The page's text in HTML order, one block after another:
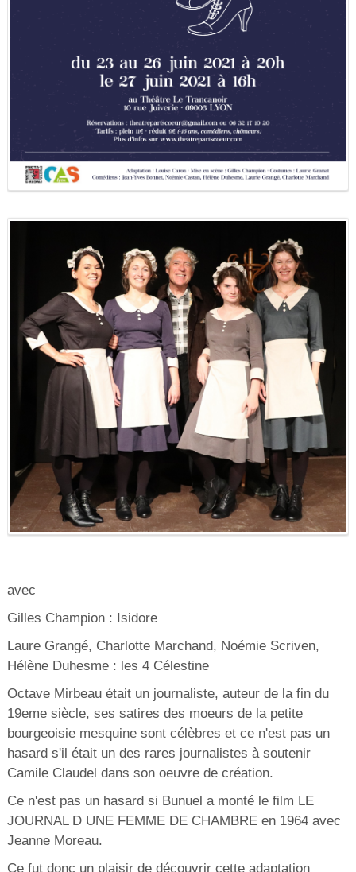
avec
Gilles Champion : Isidore
Laure Grangé, Charlotte Marchand, Noémie Scriven,
Hélène Duhesme : les 4 Célestine
Octave Mirbeau était un journaliste, auteur de la fin du
19eme siècle, ses satires des moeurs de la petite
bourgeoisie mesquine sont célèbres et ce n'est pas un
hasard s'il était un des rares journalistes à soutenir
Camile Claudel dans son oeuvre de création.
Ce n'est pas un hasard si Bunuel a monté le film LE
JOURNAL D UNE FEMME DE CHAMBRE en 1964 avec
Jeanne Moreau.
Ce fut donc un plaisir de découvrir cette adaptation